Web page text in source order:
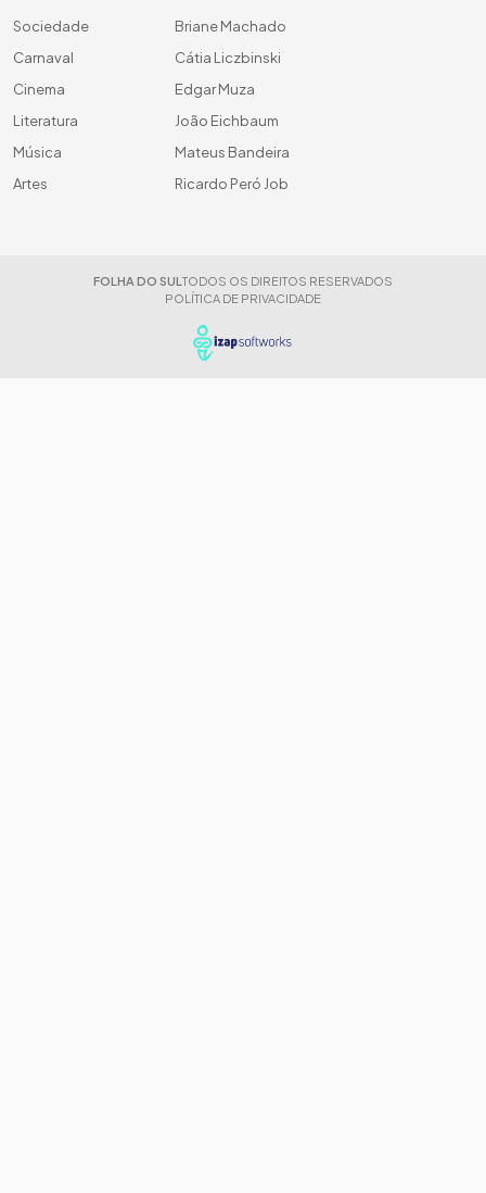
Sociedade
Carnaval
Cinema
Literatura
Música
Artes
Briane Machado
Cátia Liczbinski
Edgar Muza
João Eichbaum
Mateus Bandeira
Ricardo Peró Job
FOLHA DO SUL TODOS OS DIREITOS RESERVADOS
POLÍTICA DE PRIVACIDADE